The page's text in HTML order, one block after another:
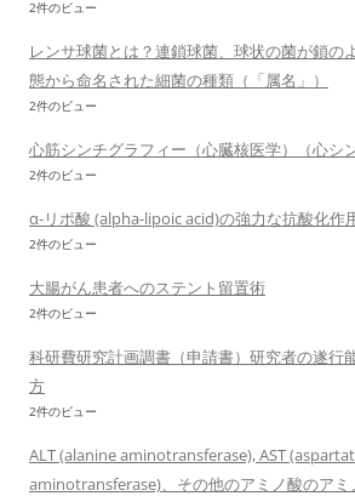
2件のビュー
レンサ球菌とは？連鎖球菌、球状の菌が鎖の
態から命名された細菌の種類（「属名」）
2件のビュー
心筋シンチグラフィー（心臓核医学）（心シン
2件のビュー
α-リポ酸 (alpha-lipoic acid)の強力な抗酸化作
2件のビュー
大腸がん患者へのステント留置術
2件のビュー
科研費研究計画調書（申請書）研究者の遂行
方
2件のビュー
ALT (alanine aminotransferase), AST
aminotransferase)、その他のアミノ酸のアミ